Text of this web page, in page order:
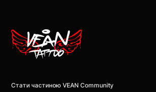
Стати частиною VEAN Community